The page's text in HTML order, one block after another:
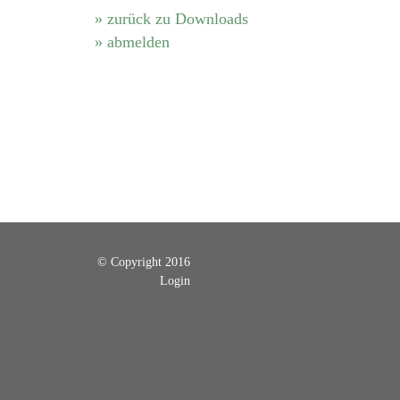
» zurück zu Downloads
» abmelden
© Copyright 2016
Login